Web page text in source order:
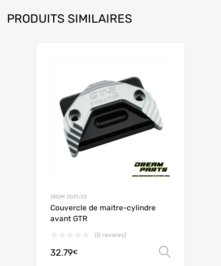
PRODUITS SIMILAIRES
GROM 2021/23
Couvercle de maitre-cylindre
avant GTR
(0 reviews)
32.79€